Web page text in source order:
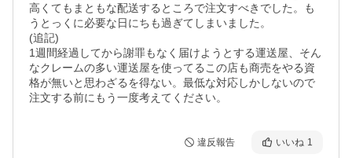
高くてもまともな配送するところで注文すべきでした。も
うとっくに必要な日にちも過ぎてしまいました。
(追記)
1週間経過してから謝罪もなく届けようとする運送屋、そん
なクレームの多い運送屋を使ってるこの店も商売をやる資
格が無いと思わざるを得ない。最低な対応しかしないので
注文する前にもう一度考えてください。
違反報告 いいね 1